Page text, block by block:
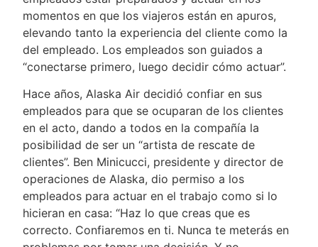
momentos en que los viajeros están en apuros,
elevando tanto la experiencia del cliente como la
del empleado. Los empleados son guiados a
“conectarse primero, luego decidir cómo actuar”.
Hace años, Alaska Air decidió confiar en sus
empleados para que se ocuparan de los clientes
en el acto, dando a todos en la compañía la
posibilidad de ser un “artista de rescate de
clientes”. Ben Minicucci, presidente y director de
operaciones de Alaska, dio permiso a los
empleados para actuar en el trabajo como si lo
hicieran en casa: “Haz lo que creas que es
correcto. Confiaremos en ti. Nunca te meterás en